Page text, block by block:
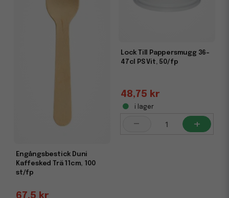
Engångsbestick Duni
Kaffesked Trä 11cm, 100
st/fp
67,5 kr
Lock Till Pappersmugg 36-
47cl PS Vit, 50/fp
48,75 kr
i lager
- +